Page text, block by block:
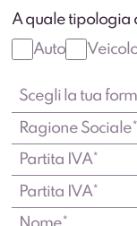
A quale tipologia
Auto